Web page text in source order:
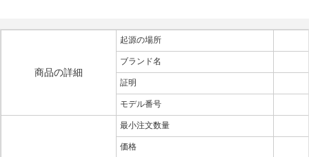
商品の詳細
起源の場所
ブランド名
証明
モデル番号
最小注文数量
価格